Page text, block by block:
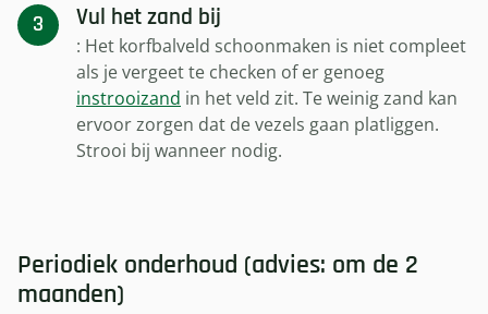
Vul het zand bij
: Het korfbalveld schoonmaken is niet compleet
als je vergeet te checken of er genoeg
instrooizand in het veld zit. Te weinig zand kan
ervoor zorgen dat de vezels gaan platliggen.
Strooi bij wanneer nodig.
Periodiek onderhoud (advies: om de 2
maanden)